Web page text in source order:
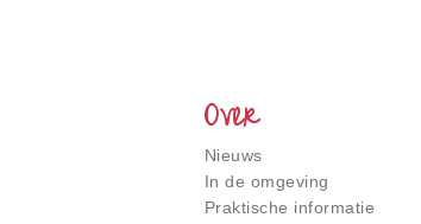
Over
Nieuws
In de omgeving
Praktische informatie